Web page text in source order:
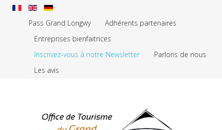
Pass Grand Longwy
Adhérents partenaires
Entreprises bienfaitrices
Inscrivez-vous à notre Newsletter
Parlons de nous
Les avis